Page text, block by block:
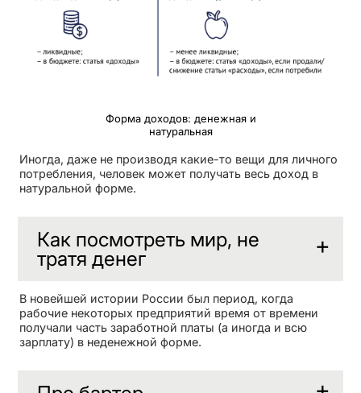
Форма доходов: денежная и
натуральная
Иногда, даже не производя какие-то вещи для личного
потребления, человек может получать весь доход в
натуральной форме.
Как посмотреть мир, не
тратя денег
В новейшей истории России был период, когда
рабочие некоторых предприятий время от времени
получали часть заработной платы (а иногда и всю
зарплату) в неденежной форме.